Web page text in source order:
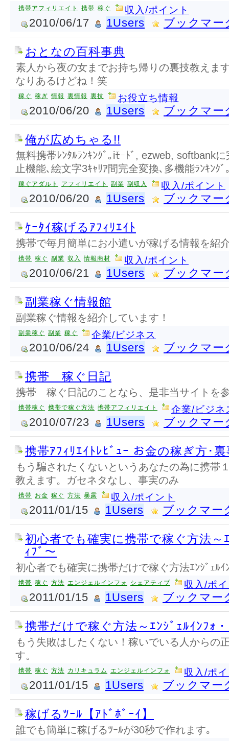
携帯アフィリエイト 携帯 稼ぐ 収入/ポイント
2010/06/17 1Users ブックマー
おとなの百科事典
素人から夜の女までお持ち帰りの裏技教えま
なりあるけどね！笑
稼ぐ 稼ぎ 情報 裏情報 裏技 お役立ち情報
2010/06/20 1Users ブックマー
俺が広めちゃる!!
無料携帯ﾚﾝﾀﾙﾗﾝｷﾝｸﾞ｡iﾓｰﾄﾞ, ezweb, softbank
止機能､絵文字3ｷｬﾘｱ間完全変換､多機能ﾗﾝｷﾝｸﾞ
稼ぐアダルト アフィリエイト 副業 副収入 収入/ポイント
2010/06/20 1Users ブックマー
ｹｰﾀｲ稼げるｱﾌｨﾘｴｲﾄ
携帯で毎月簡単にお小遣いが稼げる情報を紹
携帯 稼ぐ 副業 収入 情報商材 収入/ポイント
2010/06/21 1Users ブックマー
副業稼ぐ情報館
副業稼ぐ情報を紹介しています！
副業稼ぐ 副業 稼ぐ 企業/ビジネス
2010/06/24 1Users ブックマー
携帯 稼ぐ日記
携帯 稼ぐ日記のことなら、是非当サイトを
携帯稼ぐ 携帯で稼ぐ方法 携帯アフィリエイト 企業/ビジネ
2010/07/23 1Users ブックマー
携帯ｱﾌｨﾘｴｲﾄﾚﾋﾞｭｰ お金の稼ぎ方･
もう騙されたくないというあなたの為に携帯
教えます。ガセネタなし、事実のみ
携帯 お金 稼ぐ 方法 暴露 収入/ポイント
2011/01/15 1Users ブックマー
初心者でも確実に携帯で稼ぐ方法～
ｨﾌﾞ～
初心者でも確実に携帯だけで稼ぐ方法ｴﾝｼﾞｪﾙｲ
携帯 稼ぐ 方法 エンジェルインフォ シェアティブ 収入/ポ
2011/01/15 1Users ブックマー
携帯だけで稼ぐ方法～ｴﾝｼﾞｪﾙｲﾝﾌｫ
もう失敗はしたくない！稼いでいる人からの
す。
携帯 稼ぐ 方法 カリキュラム エンジェルインフォ 収入/ポ
2011/01/15 1Users ブックマー
稼げるﾂｰﾙ【ｱﾄﾞﾎﾞｰｲ】
誰でも簡単に稼げるﾂｰﾙが30秒で作れます｡